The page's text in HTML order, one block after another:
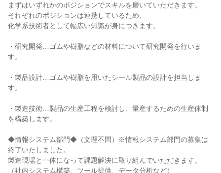
まずはいずれかのポジションでスキルを磨いていただきます。
それぞれのポジションは連携しているため、
化学系技術者として幅広い知識が身につきます。
・研究開発…ゴムや樹脂などの材料について研究開発を行いま
す。
・製品設計…ゴムや樹脂を用いたシール製品の設計を担当しま
す。
・製造技術…製品の生産工程を検討し、量産するための生産体制
を構築します。
◆情報システム部門◆（文理不問）※情報システム部門の募集は
終了いたしました。
製造現場と一体になって課題解決に取り組んでいただきます。
（社内システム構築、ツール提供、データ分析など）